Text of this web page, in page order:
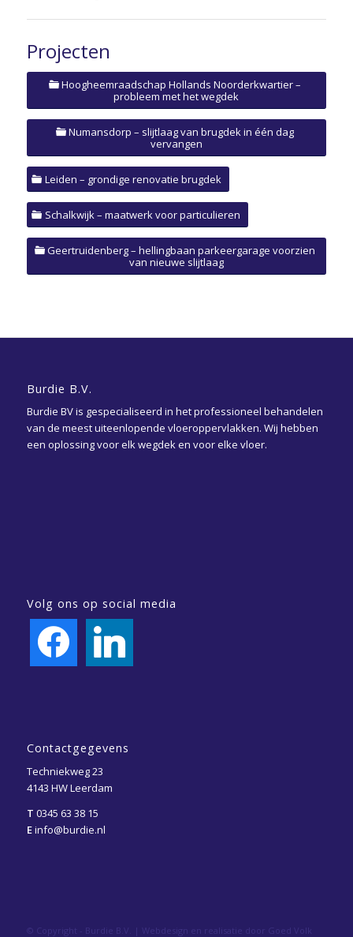
Projecten
Hoogheemraadschap Hollands Noorderkwartier –
probleem met het wegdek
Numansdorp – slijtlaag van brugdek in één dag
vervangen
Leiden – grondige renovatie brugdek
Schalkwijk – maatwerk voor particulieren
Geertruidenberg – hellingbaan parkeergarage voorzien
van nieuwe slijtlaag
Burdie B.V.
Burdie BV is gespecialiseerd in het professioneel behandelen
van de meest uiteenlopende vloeroppervlakken. Wij hebben
een oplossing voor elk wegdek en voor elke vloer.
Volg ons op social media
facebook linkedin
Contactgegevens
Techniekweg 23
4143 HW Leerdam
T 0345 63 38 15
Einfo@burdie.nl
© Copyright - Burdie B.V. | Webdesign en realisatie door Goed Volk